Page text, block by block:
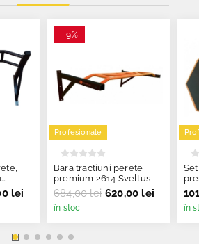
lei
- 9%
Profesionale
Bara tractiuni perete
premium 2614 Sveltus
684,00 lei 620,00 lei
în stoc în